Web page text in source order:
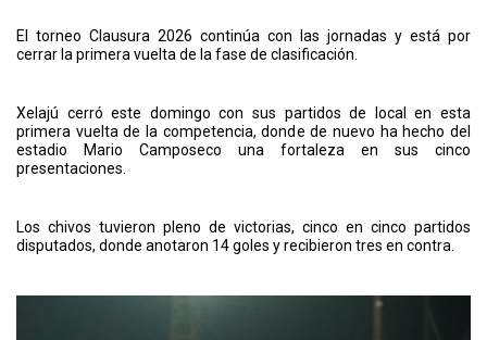
El torneo Clausura 2026 continúa con las jornadas y está por
cerrar la primera vuelta de la fase de clasificación.
Xelajú cerró este domingo con sus partidos de local en esta
primera vuelta de la competencia, donde de nuevo ha hecho del
estadio Mario Camposeco una fortaleza en sus cinco
presentaciones.
Los chivos tuvieron pleno de victorias, cinco en cinco partidos
disputados, donde anotaron 14 goles y recibieron tres en contra.